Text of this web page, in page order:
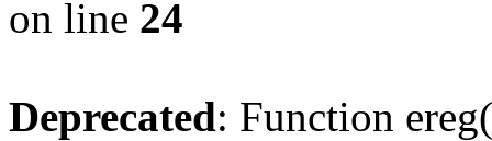
on line 24
Deprecated: Function